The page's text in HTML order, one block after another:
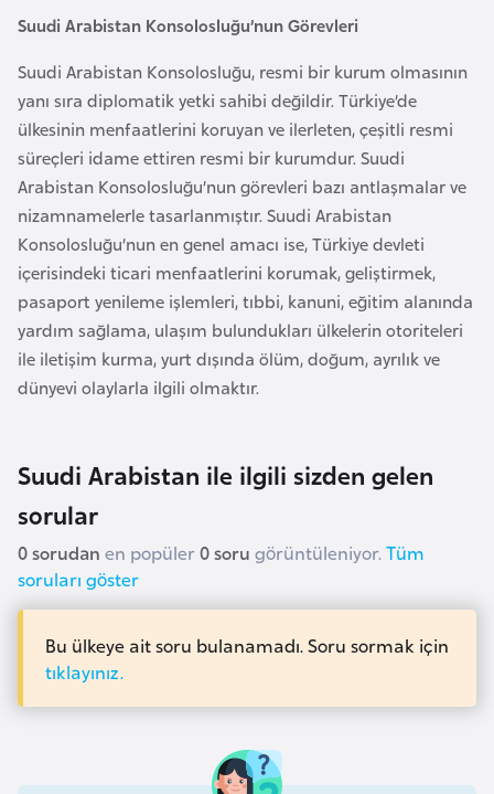
Suudi Arabistan Konsolosluğu’nun Görevleri
Suudi Arabistan Konsolosluğu, resmi bir kurum olmasının
yanı sıra diplomatik yetki sahibi değildir. Türkiye’de
ülkesinin menfaatlerini koruyan ve ilerleten, çeşitli resmi
süreçleri idame ettiren resmi bir kurumdur. Suudi
Arabistan Konsolosluğu’nun görevleri bazı antlaşmalar ve
nizamnamelerle tasarlanmıştır. Suudi Arabistan
Konsolosluğu’nun en genel amacı ise, Türkiye devleti
içerisindeki ticari menfaatlerini korumak, geliştirmek,
pasaport yenileme işlemleri, tıbbi, kanuni, eğitim alanında
yardım sağlama, ulaşım bulundukları ülkelerin otoriteleri
ile iletişim kurma, yurt dışında ölüm, doğum, ayrılık ve
dünyevi olaylarla ilgili olmaktır.
Suudi Arabistan ile ilgili sizden gelen
sorular
0 sorudan en popüler0 soru görüntüleniyor.Tüm
soruları göster
Bu ülkeye ait soru bulanamadı. Soru sormak için
tıklayınız.
g
B
e
l
a
r
u
B
e
ç
i
B